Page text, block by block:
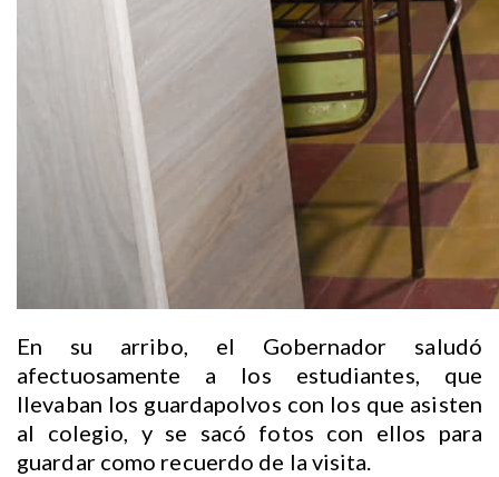
En su arribo, el Gobernador saludó
afectuosamente a los estudiantes, que
llevaban los guardapolvos con los que asisten
al colegio, y se sacó fotos con ellos para
guardar como recuerdo de la visita.